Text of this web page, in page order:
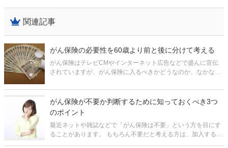
関連記事
がん保険の必要性を60歳より前と後に分けて考える
がん保険はテレビCMやインターネット広告などで盛んに宣伝
されていますが、がん保険に入るべきかどうなのか、なかなか
のくらいの確率でがんになるかや、がんの治療期間はどのくら
いかなどのことをふまえ検
がん保険が不要か判断するために知っておくべき3つ
のポイント
最近ネットや雑誌などで「がん保険は不要」という方を目にす
ることがあります。 もちろん不要だと考える方は、加入する必